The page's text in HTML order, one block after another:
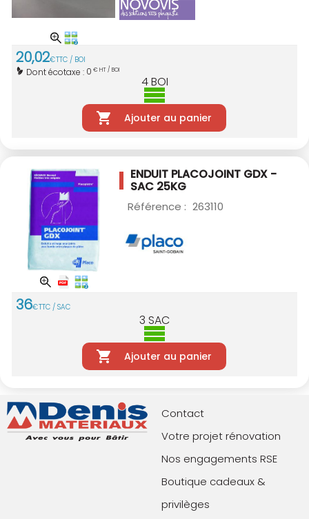
20,02€TTC / BOI
Dont écotaxe : 0 € HT / BOI
4BOI
Ajouter au panier
ENDUIT PLACOJOINT GDX -
SAC 25KG
Référence : 263110
36€TTC / SAC
3 SAC
Ajouter au panier
Contact
Votre projet rénovation
Nos engagements RSE
Boutique cadeaux &
privilèges